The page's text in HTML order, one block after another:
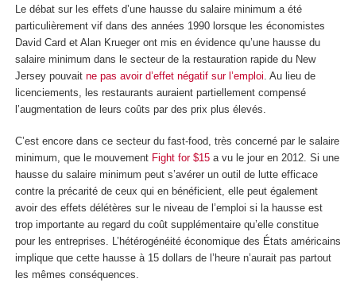
Le débat sur les effets d’une hausse du salaire minimum a été
particulièrement vif dans des années 1990 lorsque les économistes
David Card et Alan Krueger ont mis en évidence qu’une hausse du
salaire minimum dans le secteur de la restauration rapide du New
Jersey pouvait ne pas avoir d’effet négatif sur l’emploi . Au lieu de
licenciements, les restaurants auraient partiellement compensé
l’augmentation de leurs coûts par des prix plus élevés.
C’est encore dans ce secteur du fast-food, très concerné par le salaire
minimum, que le mouvement Fight for $15 a vu le jour en 2012. Si une
hausse du salaire minimum peut s’avérer un outil de lutte efficace
contre la précarité de ceux qui en bénéficient, elle peut également
avoir des effets délétères sur le niveau de l’emploi si la hausse est
trop importante au regard du coût supplémentaire qu’elle constitue
pour les entreprises. L’hétérogénéité économique des États américains
implique que cette hausse à 15 dollars de l’heure n’aurait pas partout
les mêmes conséquences.